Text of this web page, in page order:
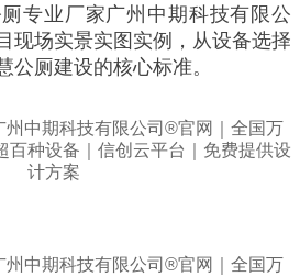
专业厂家广州中期科技有限公
现场实景实图实例，从设备选择
公厕建设的核心标准。